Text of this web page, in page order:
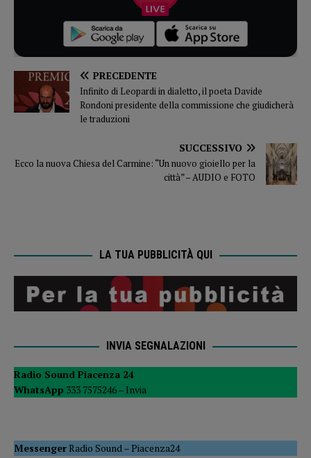
PRECEDENTE
Infinito di Leopardi in dialetto, il poeta Davide
Rondoni presidente della commissione che giudicherà
le traduzioni
SUCCESSIVO
Ecco la nuova Chiesa del Carmine: “Un nuovo gioiello per la
città” – AUDIO e FOTO
LA TUA PUBBLICITÀ QUI
INVIA SEGNALAZIONI
Radio Sound Piacenza 24
WhatsApp 333 7575246 – Invia
MessengerRadio Sound –Piacenza24